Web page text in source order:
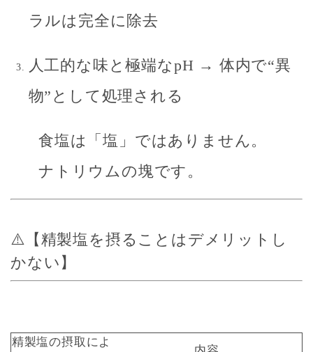
ラルは完全に除去
人工的な味と極端なpH → 体内で“異
物”として処理される
食塩は「塩」ではありません。
ナトリウムの塊です。
⚠️【精製塩を摂ることはデメリットし
かない】
精製塩の摂取によ